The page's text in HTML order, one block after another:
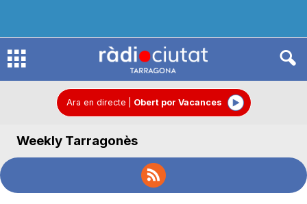
R
d
Ara en directe Obert por Vacances
Weekly Tarragonès